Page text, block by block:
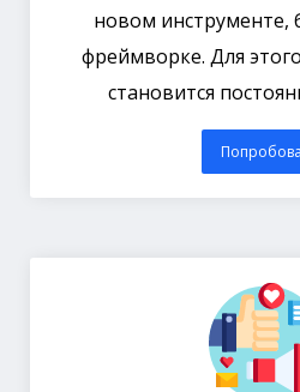
новом инструменте,
фреймворке. Для
становится